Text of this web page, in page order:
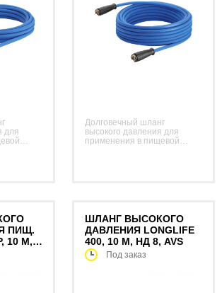
для
Долговечный шланг
высокого давления для
применения в пищевой
ПИЩ.
10 М,
ШЛАНГ ВЫСОКОГО
ДАВЛЕНИЯ LONGLIFE
400, 10 М, НД 8, AVS
Под заказ